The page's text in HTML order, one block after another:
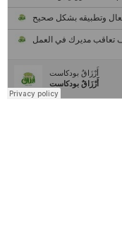
القروي الريادي في الثقافة